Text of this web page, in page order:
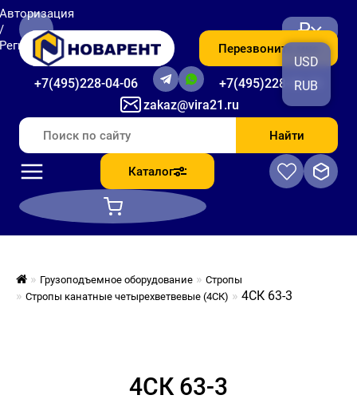
zakaz@vira21.ru
+7(495)228-04-06 +7(495)228-06-56
Перезвоните мне
₽
USD
RUB
Найти
Каталог
Грузоподъемное оборудование
Стропы
Стропы канатные четырехветвевые (4СК)
4СК 63-3
4СК 63-3